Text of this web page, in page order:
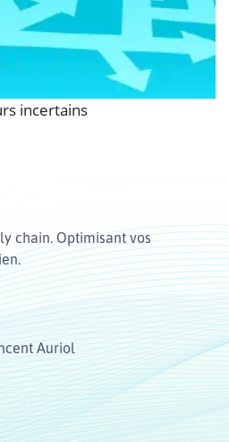
incertains
chain. Optimisant vos
Auriol